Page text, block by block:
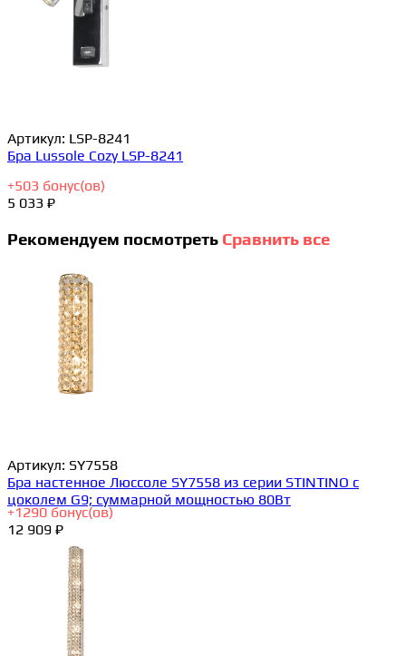
Артикул: LSP-8241
Бра Lussole Cozy LSP-8241
+503 бонус(ов)
5 033 ₽
Рекомендуем посмотреть Сравнить все
Артикул: SY7558
Бра настенное Люссоле SY7558 из серии STINTINO с
цоколем G9; суммарной мощностью 80Вт
+1290 бонус(ов)
12 909 ₽